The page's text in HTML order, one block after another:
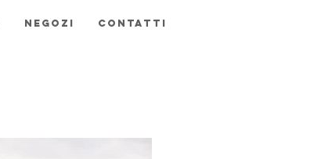
Negozi Contatti